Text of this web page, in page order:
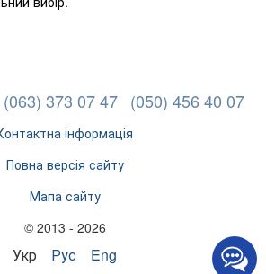
(063) 373 07 47 (050) 456 40 07
інформація
Повна версія сайту
Мапа сайту
© 2013 - 2026
Укр Рус Eng